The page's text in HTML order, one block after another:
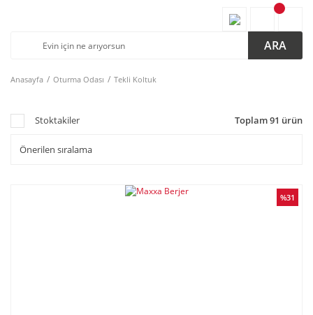
ARA
Anasayfa Oturma Odası Tekli Koltuk
Stoktakiler Toplam 91 ürün
%31